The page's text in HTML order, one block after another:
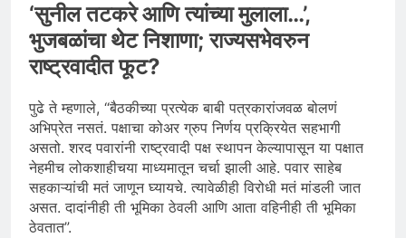
‘सुनील तटकरे आणि त्यांच्या मुलाला…’,
भुजबळांचा थेट निशाणा; राज्यसभेवरुन
राष्ट्रवादीत फूट?
पुढे ते म्हणाले, “बैठकीच्या प्रत्येक बाबी पत्रकारांजवळ बोलणं
अभिप्रेत नसतं. पक्षाचा कोअर ग्रुप निर्णय प्रक्रियेत सहभागी
असतो. शरद पवारांनी राष्ट्रवादी पक्ष स्थापन केल्यापासून या पक्षात
नेहमीच लोकशाहीचया माध्यमातून चर्चा झाली आहे. पवार साहेब
सहकाऱ्यांची मतं जाणून घ्यायचे. त्यावेळीही विरोधी मतं मांडली जात
असत. दादांनीही ती भूमिका ठेवली आणि आता वहिनीही ती भूमिका
ठेवतात”.